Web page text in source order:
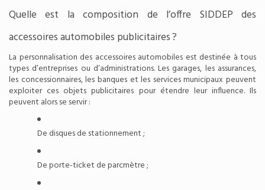
Quelle est la composition de l’offre SIDDEP des
accessoires automobiles publicitaires ?
La personnalisation des accessoires automobiles est destinée à tous
types d’entreprises ou d’administrations. Les garages, les assurances,
les concessionnaires, les banques et les services municipaux peuvent
exploiter ces objets publicitaires pour étendre leur influence. Ils
peuvent alors se servir :
De disques de stationnement ;
De porte-ticket de parcmètre ;